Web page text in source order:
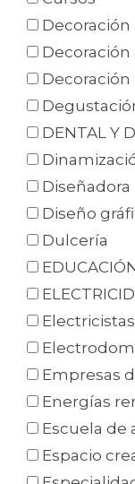
Decoración
Decoración
DENTAL Y
Diseñadora
Diseño
Dulcería
Electricistas
Empresas
Energías
Escuela de
Espacio